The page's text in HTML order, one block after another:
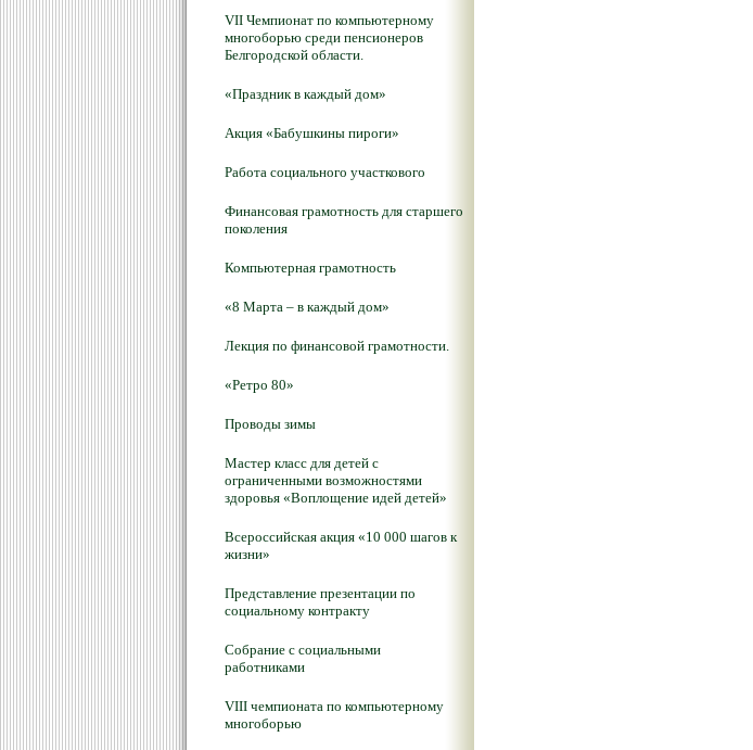
VII Чемпионат по компьютерному
многоборью среди пенсионеров
Белгородской области.
«Праздник в каждый дом»
Акция «Бабушкины пироги»
Работа социального участкового
Финансовая грамотность для старшего
поколения
Компьютерная грамотность
«8 Марта – в каждый дом»
Лекция по финансовой грамотности.
«Ретро 80»
Проводы зимы
Мастер класс для детей с
ограниченными возможностями
здоровья «Воплощение идей детей»
Всероссийская акция «10 000 шагов к
жизни»
Представление презентации по
социальному контракту
Собрание с социальными
работниками
VIII чемпионата по компьютерному
многоборью